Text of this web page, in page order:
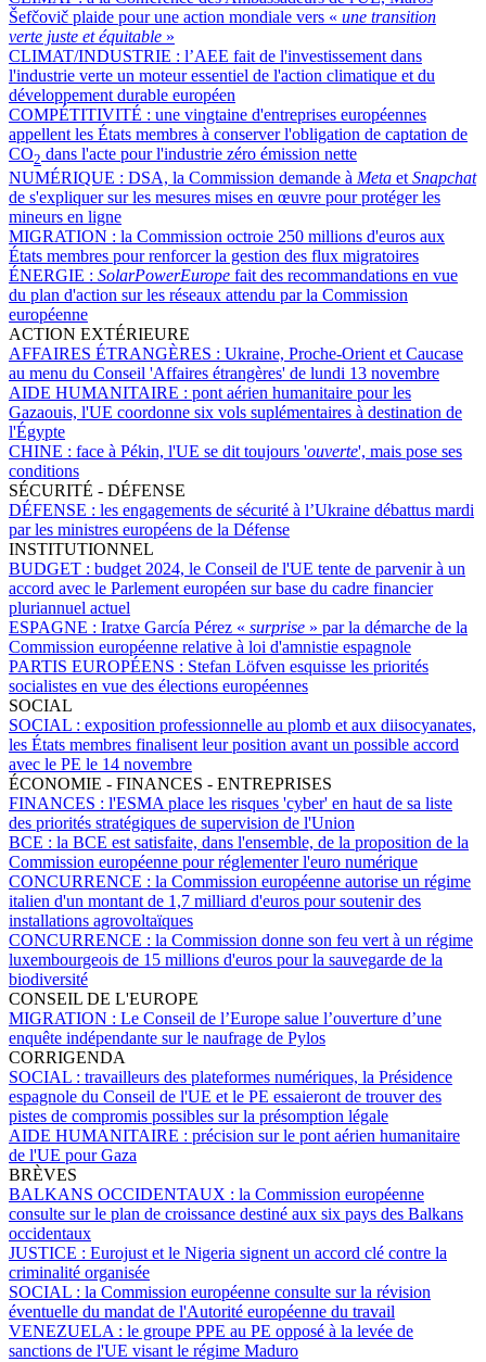
Šefčovič plaide pour une action mondiale vers « une transition
verte juste et équitable »
CLIMAT/INDUSTRIE : l’AEE fait de l'investissement dans
l'industrie verte un moteur essentiel de l'action climatique et du
développement durable européen
COMPÉTITIVITÉ : une vingtaine d'entreprises européennes
appellent les États membres à conserver l'obligation de captation de
CO2 dans l'acte pour l'industrie zéro émission nette
NUMÉRIQUE : DSA, la Commission demande à Meta et Snapchat
de s'expliquer sur les mesures mises en œuvre pour protéger les
mineurs en ligne
MIGRATION : la Commission octroie 250 millions d'euros aux
États membres pour renforcer la gestion des flux migratoires
ÉNERGIE : SolarPowerEurope fait des recommandations en vue
du plan d'action sur les réseaux attendu par la Commission
européenne
ACTION EXTÉRIEURE
AFFAIRES ÉTRANGÈRES : Ukraine, Proche-Orient et Caucase
au menu du Conseil 'Affaires étrangères' de lundi 13 novembre
AIDE HUMANITAIRE : pont aérien humanitaire pour les
Gazaouis, l'UE coordonne six vols suplémentaires à destination de
l'Égypte
CHINE : face à Pékin, l'UE se dit toujours 'ouverte', mais pose ses
conditions
SÉCURITÉ - DÉFENSE
DÉFENSE : les engagements de sécurité à l’Ukraine débattus mardi
par les ministres européens de la Défense
INSTITUTIONNEL
BUDGET : budget 2024, le Conseil de l'UE tente de parvenir à un
accord avec le Parlement européen sur base du cadre financier
pluriannuel actuel
ESPAGNE : Iratxe García Pérez « surprise » par la démarche de la
Commission européenne relative à loi d'amnistie espagnole
PARTIS EUROPÉENS : Stefan Löfven esquisse les priorités
socialistes en vue des élections européennes
SOCIAL
SOCIAL : exposition professionnelle au plomb et aux diisocyanates,
les États membres finalisent leur position avant un possible accord
avec le PE le 14 novembre
ÉCONOMIE - FINANCES - ENTREPRISES
FINANCES : l'ESMA place les risques 'cyber' en haut de sa liste
des priorités stratégiques de supervision de l'Union
BCE : la BCE est satisfaite, dans l'ensemble, de la proposition de la
Commission européenne pour réglementer l'euro numérique
CONCURRENCE : la Commission européenne autorise un régime
italien d'un montant de 1,7 milliard d'euros pour soutenir des
installations agrovoltaïques
CONCURRENCE : la Commission donne son feu vert à un régime
luxembourgeois de 15 millions d'euros pour la sauvegarde de la
biodiversité
CONSEIL DE L'EUROPE
MIGRATION : Le Conseil de l’Europe salue l’ouverture d’une
enquête indépendante sur le naufrage de Pylos
CORRIGENDA
SOCIAL : travailleurs des plateformes numériques, la Présidence
espagnole du Conseil de l'UE et le PE essaieront de trouver des
pistes de compromis possibles sur la présomption légale
AIDE HUMANITAIRE : précision sur le pont aérien humanitaire
de l'UE pour Gaza
BRÈVES
BALKANS OCCIDENTAUX : la Commission européenne
consulte sur le plan de croissance destiné aux six pays des Balkans
occidentaux
JUSTICE : Eurojust et le Nigeria signent un accord clé contre la
criminalité organisée
SOCIAL : la Commission européenne consulte sur la révision
éventuelle du mandat de l'Autorité européenne du travail
VENEZUELA : le groupe PPE au PE opposé à la levée de
sanctions de l'UE visant le régime Maduro